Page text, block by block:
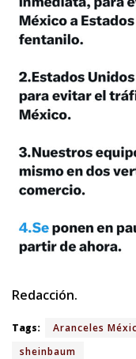
Redacción.
Tags: Aranceles
sheinbaum